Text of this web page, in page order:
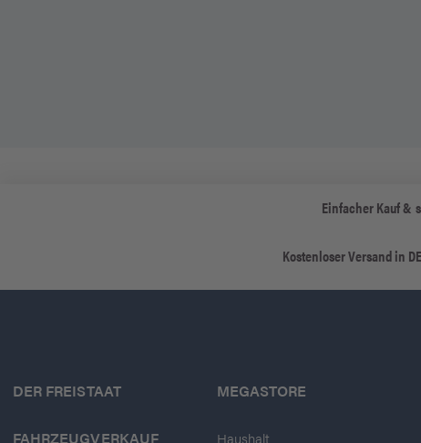
Einfacher Kauf &
Kostenloser Versand in
DER FREISTAAT
FAHRZEUGVERKAUF
MEGASTORE
Haushalt